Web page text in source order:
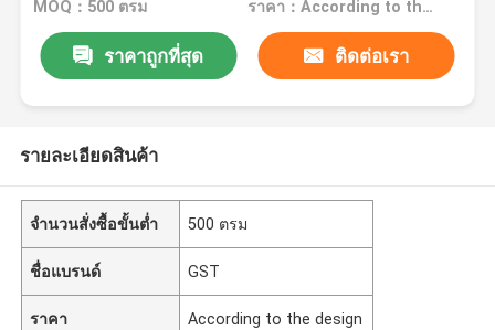
MOQ：500 ตรม ราคา：According to the design
ราคาถูกที่สุด ติดต่อเรา
รายละเอียดสินค้า
จำนวนสั่งซื้อขั้นต่ำ 500 ตรม
ชื่อแบรนด์ GST
ราคา According to the design